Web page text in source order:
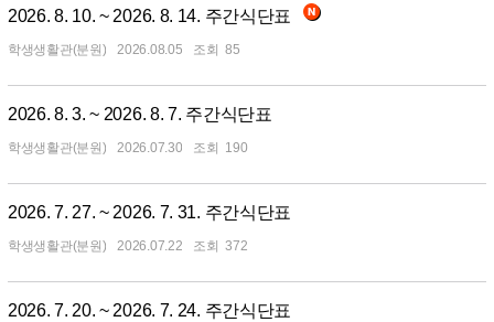
2026. 8. 10. ~ 2026. 8. 14. 주간식단표
학생생활관(분원) 2026.08.05 85
2026. 8. 3. ~ 2026. 8. 7. 주간식단표
학생생활관(분원) 2026.07.30 190
2026. 7. 27. ~ 2026. 7. 31. 주간식단표
학생생활관(분원) 2026.07.22 372
2026. 7. 20. ~ 2026. 7. 24. 주간식단표